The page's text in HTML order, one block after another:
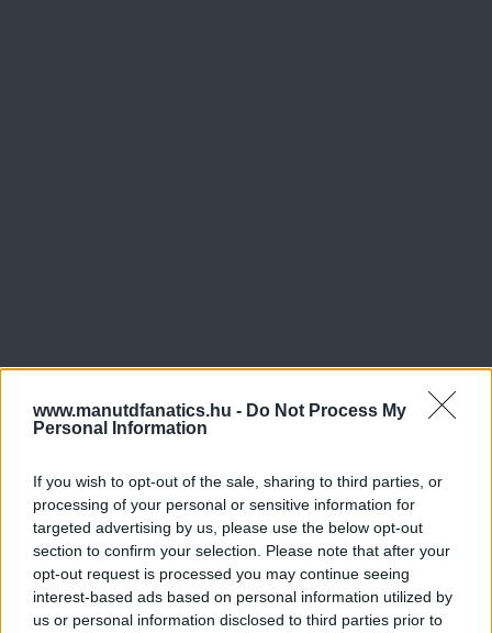
www.manutdfanatics.hu - Do Not Process My
Personal Information
If you wish to opt-out of the sale, sharing to third parties, or
processing of your personal or sensitive information for
targeted advertising by us, please use the below opt-out
section to confirm your selection. Please note that after your
opt-out request is processed you may continue seeing
interest-based ads based on personal information utilized by
us or personal information disclosed to third parties prior to